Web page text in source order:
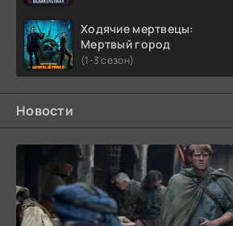
Ходячие мертвецы:
Мертвый город
(1-3 сезон)
Новости